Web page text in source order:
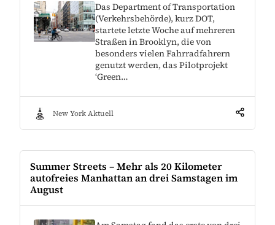
Das Department of Transportation
(Verkehrsbehörde), kurz DOT,
startete letzte Woche auf mehreren
Straßen in Brooklyn, die von
besonders vielen Fahrradfahrern
genutzt werden, das Pilotprojekt
‘Green…
New York Aktuell
Summer Streets – Mehr als 20 Kilometer
autofreies Manhattan an drei Samstagen im
August